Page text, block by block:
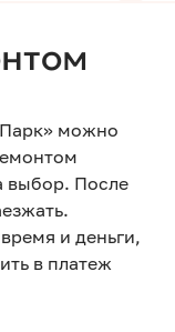
можно
выбор. После
и деньги,
в платеж